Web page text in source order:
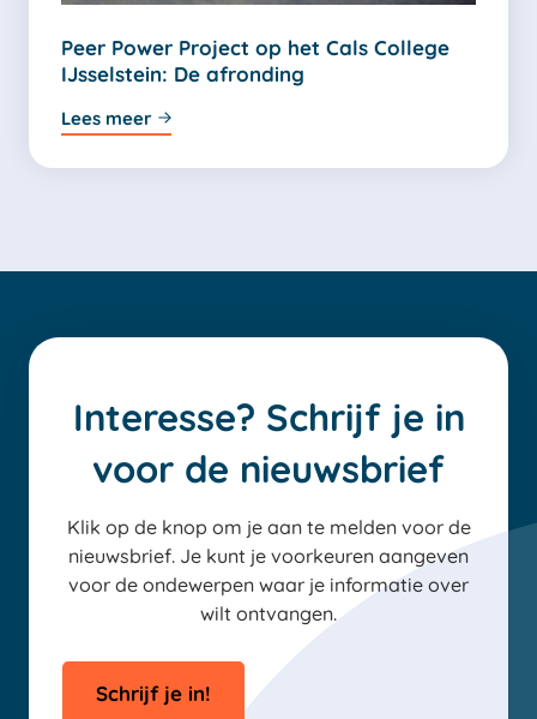
Peer Power Project op het Cals College
IJsselstein: De afronding
Lees meer
Interesse? Schrijf je in
voor de nieuwsbrief
Klik op de knop om je aan te melden voor de
nieuwsbrief. Je kunt je voorkeuren aangeven
voor de ondewerpen waar je informatie over
wilt ontvangen.
Schrijf je in!